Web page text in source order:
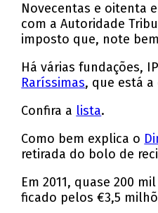
Novecentas e oitenta
com a Autoridade
imposto que, note
Há várias fundações,
Raríssimas, que está
Confira a lista.
Como bem explica o
retirada do bolo de
Em 2011, quase 200
ficado pelos €3,5